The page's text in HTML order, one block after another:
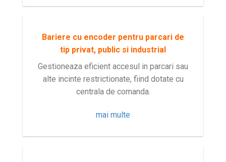
Bariere cu encoder pentru parcari de
tip privat, public si industrial
Gestioneaza eficient accesul in parcari sau
alte incinte restrictionate, fiind dotate cu
centrala de comanda.
mai multe